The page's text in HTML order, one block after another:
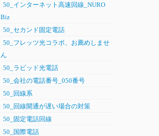
50_インターネット高速回線_NURO
Biz
50_セカンド固定電話
50_フレッツ光コラボ、お薦めしませ
ん
50_ラピッド光電話
50_会社の電話番号_050番号
50_回線系
50_回線開通が遅い場合の対策
50_固定電話回線
50_国際電話